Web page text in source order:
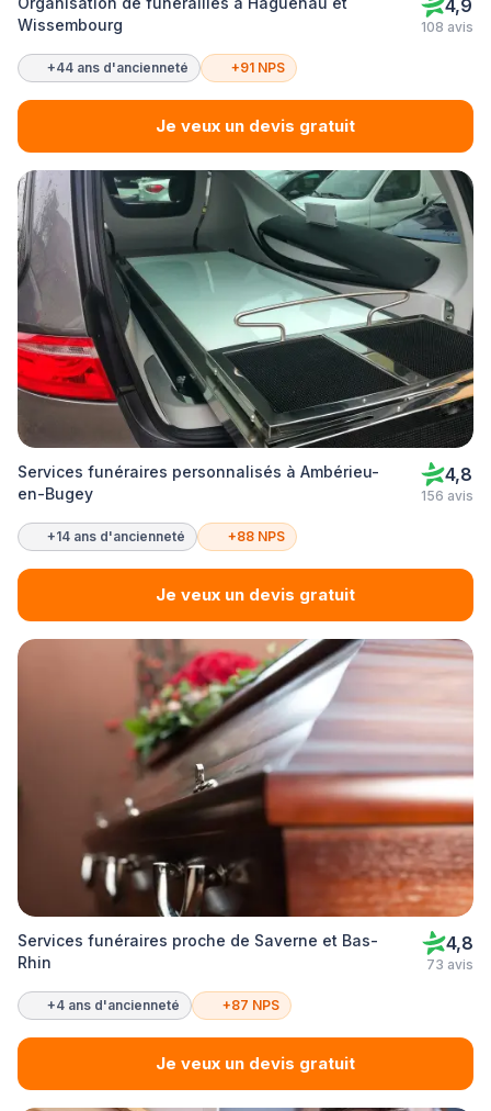
Wissembourg
4,9
108 avis
+44 ans d'ancienneté +91 NPS
Je veux un devis gratuit
Services funéraires personnalisés à Ambérieu-
en-Bugey
4,8
156 avis
+14 ans d'ancienneté +88 NPS
Je veux un devis gratuit
Services funéraires proche de Saverne et Bas-
Rhin
4,8
73 avis
+4 ans d'ancienneté +87 NPS
Je veux un devis gratuit